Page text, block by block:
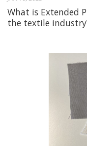
What is Extended
the textile